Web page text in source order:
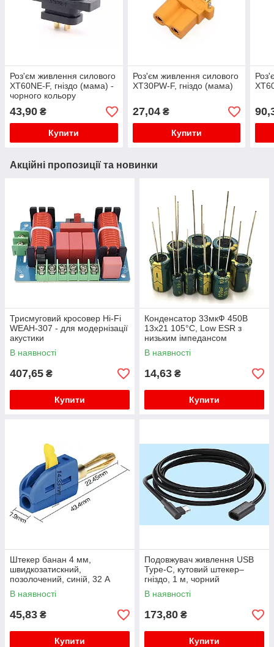
Роз'єм живлення силового
XT60NE-F, гніздо (мама) -
чорного кольору
43,90 ₴
Купити
Роз'єм живлення силового
XT30PW-F, гніздо (мама)
27,04₴
Купити
Акційні пропозиції та новинки
Трисмуговий кросовер Hi-Fi
WEAH-307 - для модернізації
акустики
В наявності
407,65 ₴
Купити
Конденсатор 33мкФ 450В
13x21 105°C, Low ESR з
низьким імпедансом
В наявності
14,63 ₴
Купити
Штекер банан 4 мм,
швидкозатискний,
позолочений, синій, 32 А
В наявності
45,83 ₴
Купити
Подовжувач живлення USB
Type-C, кутовий штекер–
гніздо, 1 м, чорний
В наявності
173,80 ₴
Купити